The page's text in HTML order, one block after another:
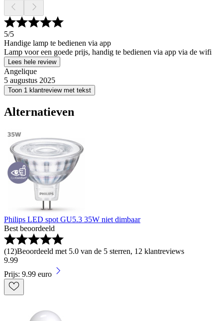
5/5
Handige lamp te bedienen via app
Lamp voor een goede prijs, handig te bedienen via app via de wifi
Lees hele review
Angelique
5 augustus 2025
Toon 1 klantreview met tekst
Alternatieven
Philips LED spot GU5.3 35W niet dimbaar
Best beoordeeld
(12)Beoordeeld met 5.0 van de 5 sterren, 12 klantreviews
9.99
Prijs: 9.99 euro